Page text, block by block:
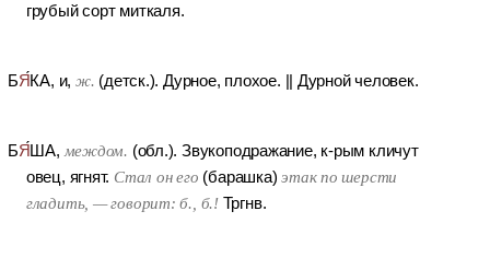
грубый сорт миткаля.
БЯКА, и, ж. (детск.).Дурное, плохое. Дурной человек.
БЯ ША, междом. (обл.).Звукоподражание, к-рым кличут
овец, ягнят. Стал он его (барашка)этак по шерсти
гладить, — говорит: б., б.!Тргнв.